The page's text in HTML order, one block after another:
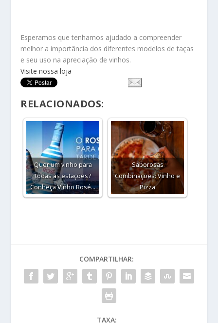
Esperamos que tenhamos ajudado a compreender
melhor a importância dos diferentes modelos de taças
e seu uso na apreciação de vinhos.
Visite nossa loja
RELACIONADOS:
Quer um vinho para
todas as estações?
Conheça Vinho Rosé…
Saborosas
Combinações: Vinho e
Pizza
COMPARTILHAR:
TAXA: